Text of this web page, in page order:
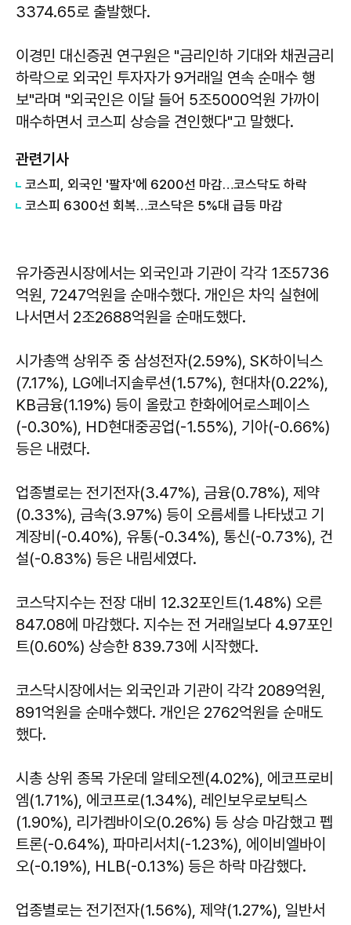
3374.65로 출발했다.
이경민 대신증권 연구원은 "금리인하 기대와 채권금리
하락으로 외국인 투자자가 9거래일 연속 순매수 행
보"라며 "외국인은 이달 들어 5조5000억원 가까이
매수하면서 코스피 상승을 견인했다"고 말했다.
관련기사
코스피, 외국인 '팔자'에 6200선 마감…코스닥도 하락
코스피 6300선 회복…코스닥은 5%대 급등 마감
유가증권시장에서는 외국인과 기관이 각각 1조5736
억원, 7247억원을 순매수했다. 개인은 차익 실현에
나서면서 2조2688억원을 순매도했다.
시가총액 상위주 중 삼성전자(2.59%), SK하이닉스
(7.17%), LG에너지솔루션(1.57%), 현대차(0.22%),
KB금융(1.19%) 등이 올랐고 한화에어로스페이스
(-0.30%), HD현대중공업(-1.55%), 기아(-0.66%)
등은 내렸다.
업종별로는 전기전자(3.47%), 금융(0.78%), 제약
(0.33%), 금속(3.97%) 등이 오름세를 나타냈고 기
계장비(-0.40%), 유통(-0.34%), 통신(-0.73%), 건
설(-0.83%) 등은 내림세였다.
코스닥지수는 전장 대비 12.32포인트(1.48%) 오른
847.08에 마감했다. 지수는 전 거래일보다 4.97포인
트(0.60%) 상승한 839.73에 시작했다.
코스닥시장에서는 외국인과 기관이 각각 2089억원,
891억원을 순매수했다. 개인은 2762억원을 순매도
했다.
시총 상위 종목 가운데 알테오젠(4.02%), 에코프로비
엠(1.71%), 에코프로(1.34%), 레인보우로보틱스
(1.90%), 리가켐바이오(0.26%) 등 상승 마감했고 펩
트론(-0.64%), 파마리서치(-1.23%), 에이비엘바이
오(-0.19%), HLB(-0.13%) 등은 하락 마감했다.
업종별로는 전기전자(1.56%), 제약(1.27%), 일반서